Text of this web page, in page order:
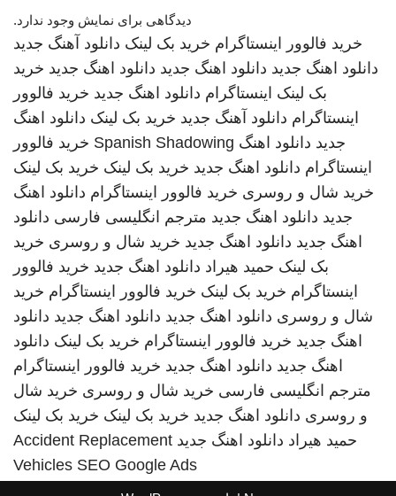
دیدگاهی برای نمایش وجود ندارد.
خرید فالوور اینستاگرام خرید بک لینک دانلود آهنگ جدید
دانلود اهنگ جدید دانلود اهنگ جدید دانلود اهنگ جدید خرید
بک لینک اینستاگرام دانلود اهنگ جدید خرید فالوور
اینستاگرام دانلود آهنگ جدید خرید بک لینک دانلود اهنگ
جدید دانلود اهنگ Spanish Shadowing خرید فالوور
اینستاگرام دانلود اهنگ جدید خرید بک لینک خرید بک لینک
خرید شال و روسری خرید فالوور اینستاگرام دانلود اهنگ
جدید دانلود اهنگ جدید مترجم انگلیسی فارسی دانلود
اهنگ جدید دانلود اهنگ جدید خرید شال و روسری خرید
بک لینک حمید هیراد دانلود اهنگ جدید خرید فالوور
اینستاگرام خرید بک لینک خرید فالوور اینستاگرام خرید
شال و روسری دانلود اهنگ جدید دانلود اهنگ جدید دانلود
اهنگ جدید خرید فالوور اینستاگرام خرید بک لینک دانلود
اهنگ جدید دانلود اهنگ جدید خرید فالوور اینستاگرام
مترجم انگلیسی فارسی خرید شال و روسری خرید شال
و روسری دانلود اهنگ جدید خرید بک لینک خرید بک لینک
حمید هیراد دانلود اهنگ جدید Accident Replacement
Vehicles SEO Google Ads